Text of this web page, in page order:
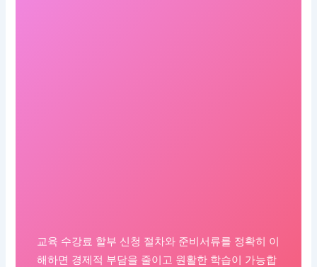
교육 수강료 할부 신청 절차와 준비서류를 정확히 이
해하면 경제적 부담을 줄이고 원활한 학습이 가능합